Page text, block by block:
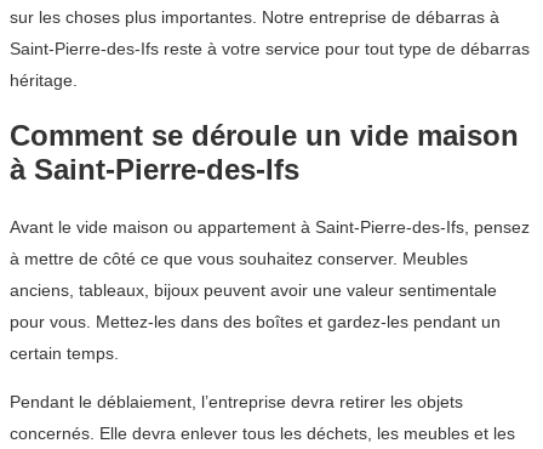
sur les choses plus importantes. Notre entreprise de débarras à
Saint-Pierre-des-Ifs reste à votre service pour tout type de débarras
héritage.
Comment se déroule un vide maison
à Saint-Pierre-des-Ifs
Avant le vide maison ou appartement à Saint-Pierre-des-Ifs, pensez
à mettre de côté ce que vous souhaitez conserver. Meubles
anciens, tableaux, bijoux peuvent avoir une valeur sentimentale
pour vous. Mettez-les dans des boîtes et gardez-les pendant un
certain temps.
Pendant le déblaiement, l’entreprise devra retirer les objets
concernés. Elle devra enlever tous les déchets, les meubles et les